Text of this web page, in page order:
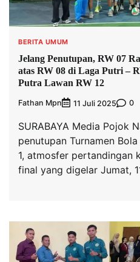
BERITA UMUM
Jelang Penutupan, RW 07
atas RW 08 di Laga Putri –
Putra Lawan RW 12
Fathan Mpn 11 Juli 2025 0
SURABAYA Media Pojok
penutupan Turnamen
1, atmosfer pertandingan
final yang digelar Jumat,